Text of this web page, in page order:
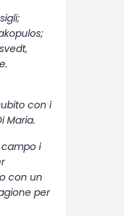
con i
Maria.
i
con un
per